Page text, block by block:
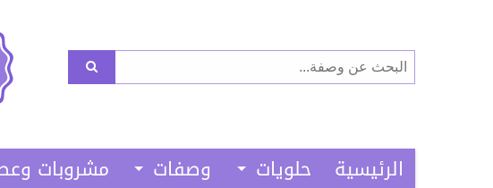
البحث
عن:
الرئيسية حلويات وصفات مشروبات